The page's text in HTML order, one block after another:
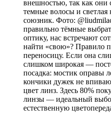
внешностью, так как они
темные волосы и
союзник. Фото:
правильно тёмные
оптику, нас встречают
найти «свою»? Правило
переносицу. Если она
слишком широкая —
посадка: мостик оправы
кончики дужек не
цвет линз. Здесь 80%
линзы — идеальный
естественную